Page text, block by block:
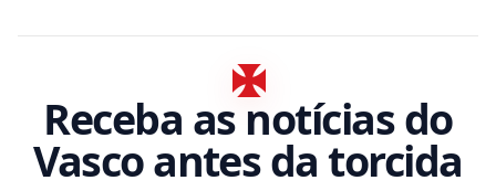
Receba as notícias do
Vasco antes da torcida